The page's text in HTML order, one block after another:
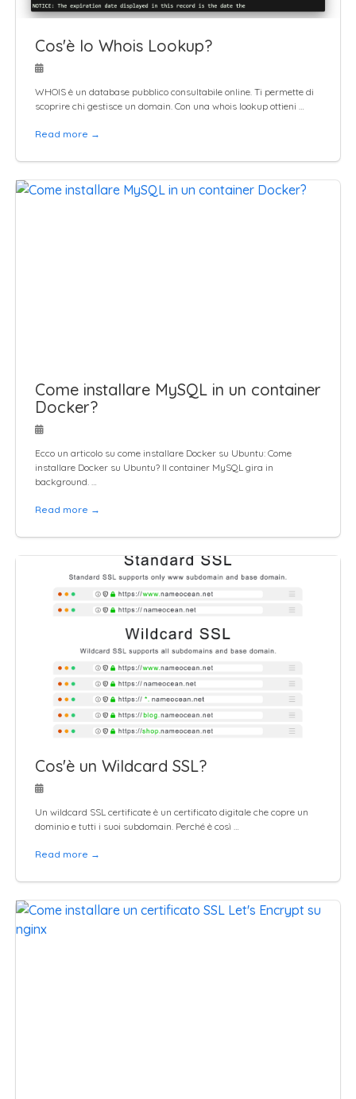
Cos'è lo Whois Lookup?
WHOIS è un database pubblico consultabile online. Ti permette di
scoprire chi gestisce un domain. Con una whois lookup ottieni …
Read more →
Come installare MySQL in un container
Docker?
Ecco un articolo su come installare Docker su Ubuntu: Come
installare Docker su Ubuntu? Il container MySQL gira in
background. …
Read more →
Cos'è un Wildcard SSL?
Un wildcard SSL certificate è un certificato digitale che copre un
dominio e tutti i suoi subdomain. Perché è così …
Read more →